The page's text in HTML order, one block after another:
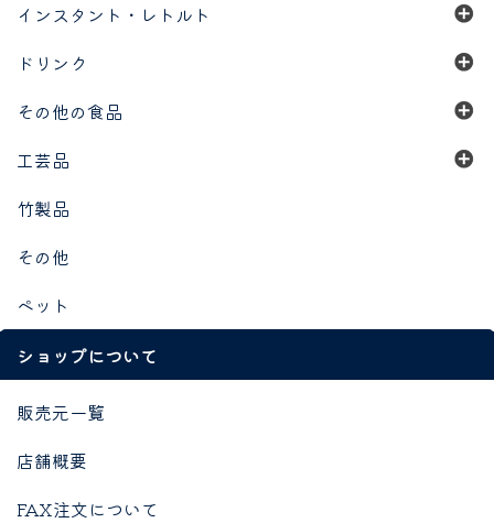
インスタント・レトルト
ドリンク
その他の食品
工芸品
竹製品
その他
ペット
ショップについて
販売元一覧
店舗概要
FAX注文について